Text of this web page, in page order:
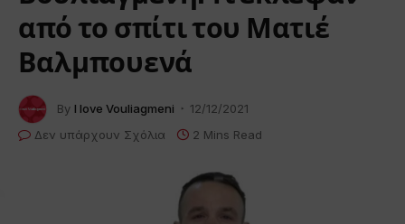
από το σπίτι του Ματιέ
Βαλμπουενά
By I love Vouliagmeni
12/12/2021
Δεν υπάρχουν Σχόλια
2 Mins Read